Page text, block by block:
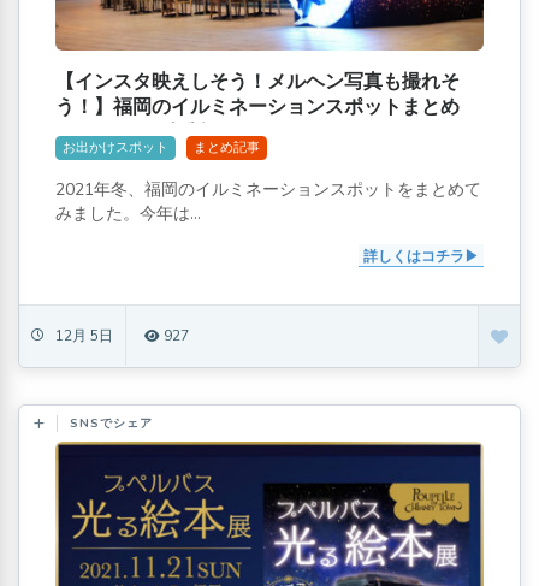
【インスタ映えしそう！メルヘン写真も撮れそ
う！】福岡のイルミネーションスポットまとめ
[2021-2022年版]
お出かけスポット まとめ記事
2021年冬、福岡のイルミネーションスポットをまとめて
みました。今年は...
詳しくはコチラ
12月 5日 927
SNSでシェア